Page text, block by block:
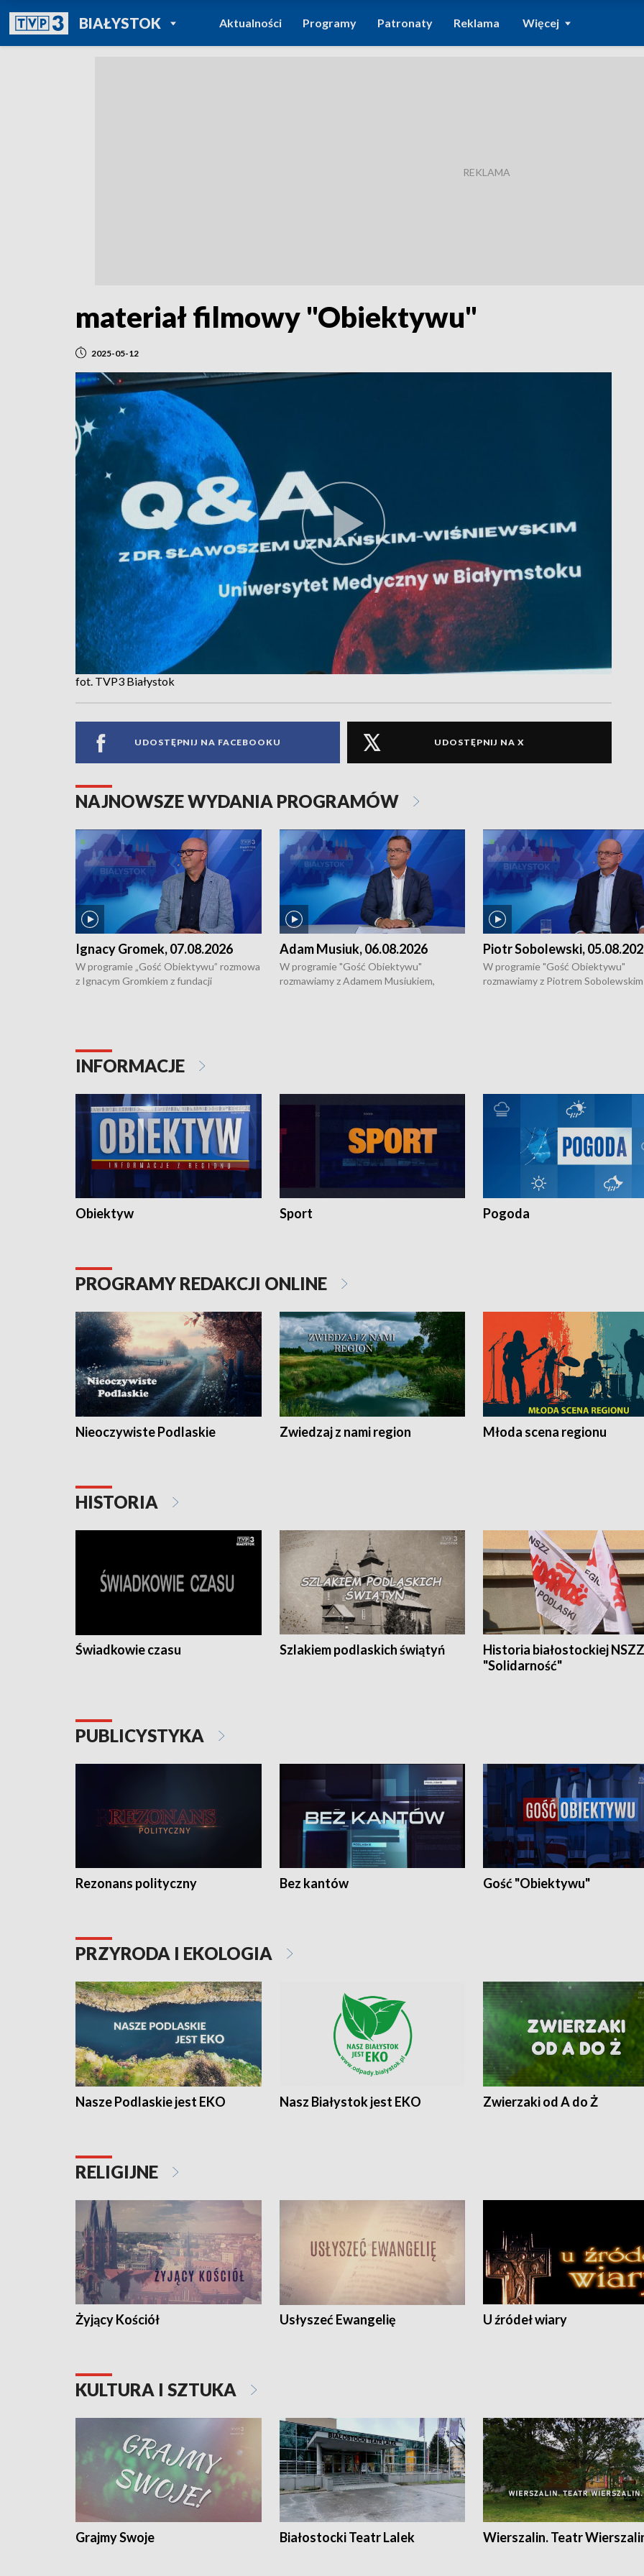
BIAŁYSTOKPOWRÓT DO
TVP REGIONY
Aktualności Programy Patronaty Reklama Więcej
materiał filmowy "Obiektywu"
2025-05-12
fot. TVP3 Białystok
UDOSTĘPNIJ NA FACEBOOKU UDOSTĘPNIJ NA X
NAJNOWSZE WYDANIA PROGRAMÓW
Ignacy Gromek, 07.08.2026
W programie „Gość Obiektywu” rozmowa
z Ignacym Gromkiem z fundacji
Adam Musiuk, 06.08.2026
W programie "Gość Obiektywu"
rozmawiamy z Adamem Musiukiem,
Piotr Sobolewski,
W programie "Gość Obiektywu"
rozmawiamy z Piotrem
INFORMACJE
Obiektyw Sport Pogoda
PROGRAMY REDAKCJI ONLINE
Nieoczywiste Podlaskie Zwiedzaj z nami region Młoda scena regionu
HISTORIA
Świadkowie czasu Szlakiem podlaskich świątyń
Historia białostockiej NSZZ
"Solidarność"
PUBLICYSTYKA
Rezonans polityczny Bez kantów Gość "Obiektywu"
PRZYRODA I EKOLOGIA
Nasze Podlaskie jest EKO Nasz Białystok jest EKO Zwierzaki od A do Ż
RELIGIJNE
Żyjący Kościół Usłyszeć Ewangelię U źródeł wiary
KULTURA I SZTUKA
Grajmy Swoje Białostocki Teatr Lalek Wierszalin. Teatr